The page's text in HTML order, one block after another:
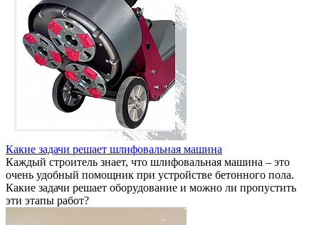
Какие задачи решает шлифовальная машина
Каждый строитель знает, что шлифовальная машина – это
очень удобный помощник при устройстве бетонного пола.
Какие задачи решает оборудование и можно ли пропустить
эти этапы работ?